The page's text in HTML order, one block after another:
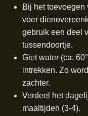
Bij het toevoegen
voer
gebruik een deel
tussendoortje.
Giet water (ca.
intrekken. Zo
zachter.
Verdeel het
maaltijden (3-4).